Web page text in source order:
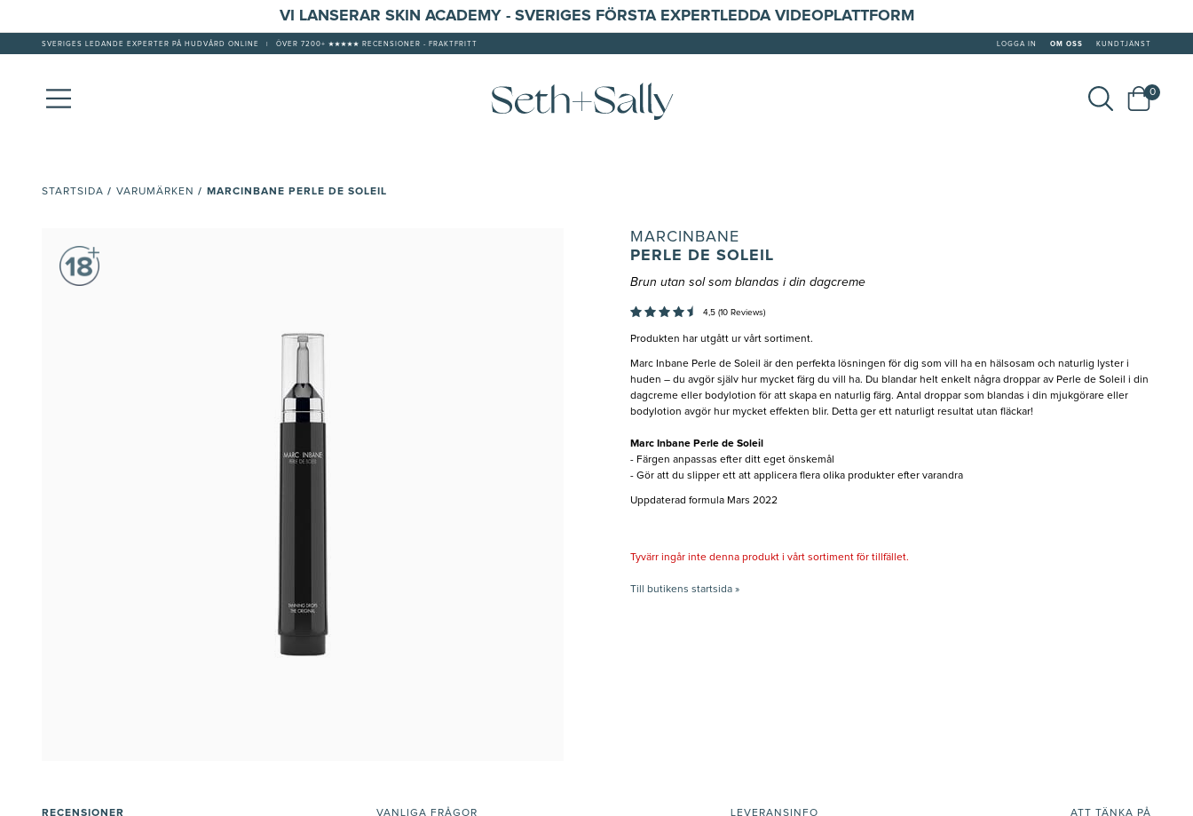
VI LANSERAR SKIN ACADEMY - SVERIGES FÖRSTA EXPERTLEDDA VIDEOPLATTFORM
SVERIGES LEDANDE EXPERTER PÅ HUDVÅRD ONLINE ÖVER 7200+ ★★★★★ RECENSIONER - FRAKTFRITT LOGGA IN OM OSS KUNDTJÄNST
0
STARTSIDA / VARUMÄRKEN / MARCINBANE PERLE DE SOLEIL
MARCINBANE
PERLE DE SOLEIL
Brun utan sol som blandas i din dagcreme
4,5 (10 Reviews)
Produkten har utgått ur vårt sortiment.
Marc Inbane Perle de Soleil är den perfekta lösningen för dig som vill ha en hälsosam och naturlig lyster i
huden – du avgör själv hur mycket färg du vill ha. Du blandar helt enkelt några droppar av Perle de Soleil i din
dagcreme eller bodylotion för att skapa en naturlig färg. Antal droppar som blandas i din mjukgörare eller
bodylotion avgör hur mycket effekten blir. Detta ger ett naturligt resultat utan fläckar!
Marc Inbane Perle de Soleil
- Färgen anpassas efter ditt eget önskemål
- Gör att du slipper ett att applicera flera olika produkter efter varandra
Uppdaterad formula Mars 2022
Tyvärr ingår inte denna produkt i vårt sortiment för tillfället.
Till butikens startsida »
RECENSIONER VANLIGA FRÅGOR LEVERANSINFO ATT TÄNKA PÅ